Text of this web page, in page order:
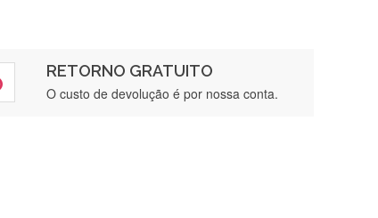
RETORNO GRATUITO
O custo de devolução é por nossa conta.